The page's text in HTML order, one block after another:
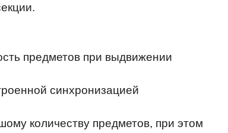
предметов при выдвижении
синхронизацией
количеству предметов, при этом